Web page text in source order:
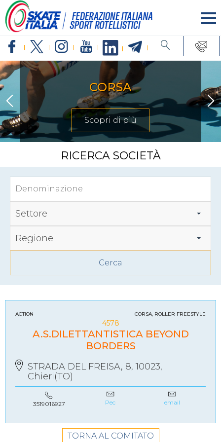
CORSA
Scopri di più
RICERCA SOCIETÀ
Settore
Regione
ACTION CORSA, ROLLER FREESTYLE
4578
A.S.DILETTANTISTICA BEYOND
BORDERS
STRADA DEL FREISA, 8, 10023,
Chieri(TO)
3519016927 Pec email
TORNA AL COMITATO